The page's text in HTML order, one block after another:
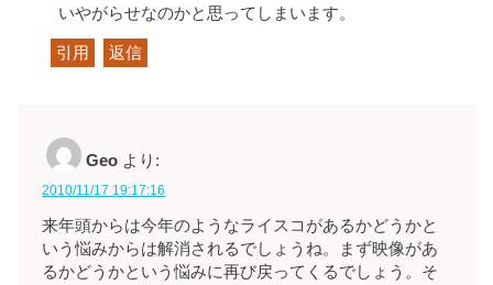
いやがらせなのかと思ってしまいます。
引用 返信
Geo より:
2010/11/17 19:17:16
来年頭からは今年のようなライスコがあるかどうかと
いう悩みからは解消されるでしょうね。まず映像があ
るかどうかという悩みに再び戻ってくるでしょう。そ